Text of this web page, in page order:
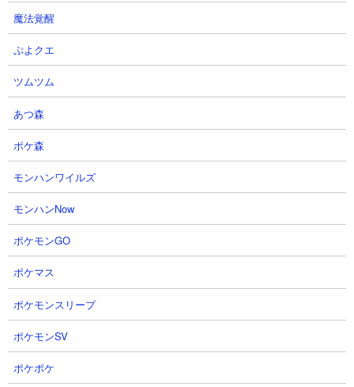
３．絶・誘惑のシンフォニー 第五番破綻調 黒イ
ズやムートを使った速攻攻略
【出撃メンバー】
魔法覚醒
ぷよクエ
ツムツム
あつ森
ポケ森
モンハンワイルズ
モンハンNow
ポケモンGO
ポケマス
ポケモンスリープ
ポケモンSV
ポケポケ